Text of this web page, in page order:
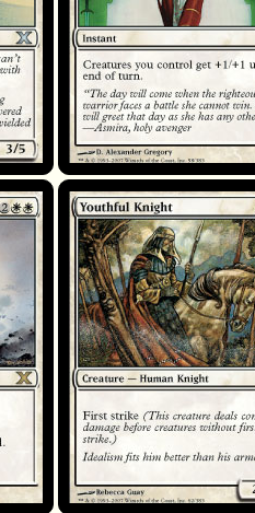
Jeune chevalier